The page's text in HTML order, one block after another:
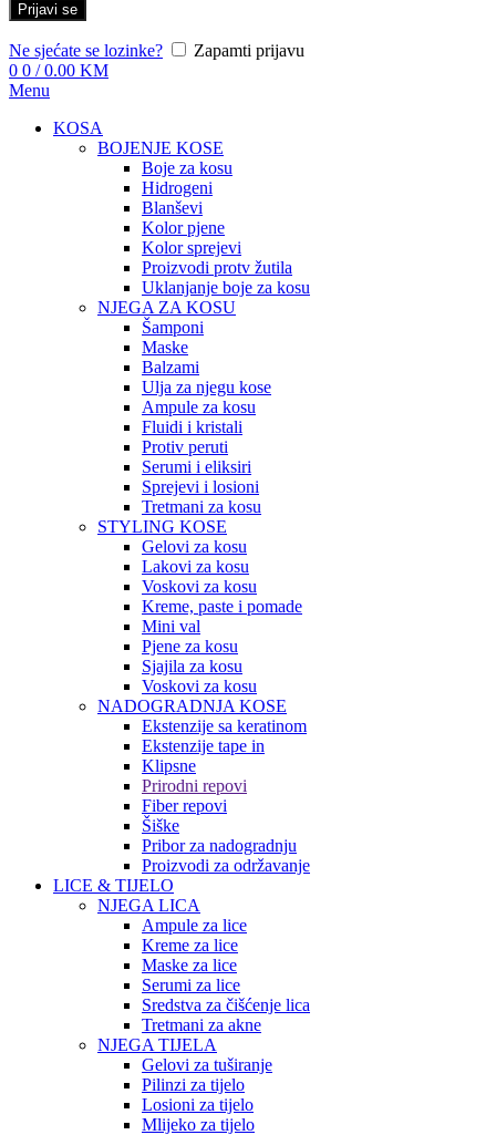
Prijavi se
Ne sjećate se lozinke?
Zapamti prijavu
0 0 / 0.00 KM
Menu
KOSA
BOJENJE KOSE
Boje za kosu
Hidrogeni
Blanševi
Kolor pjene
Kolor sprejevi
Proizvodi protv žutila
Uklanjanje boje za kosu
NJEGA ZA KOSU
Šamponi
Maske
Balzami
Ulja za njegu kose
Ampule za kosu
Fluidi i kristali
Protiv peruti
Serumi i eliksiri
Sprejevi i losioni
Tretmani za kosu
STYLING KOSE
Gelovi za kosu
Lakovi za kosu
Voskovi za kosu
Kreme, paste i pomade
Mini val
Pjene za kosu
Sjajila za kosu
Voskovi za kosu
NADOGRADNJA KOSE
Ekstenzije sa keratinom
Ekstenzije tape in
Klipsne
Prirodni repovi
Fiber repovi
Šiške
Pribor za nadogradnju
Proizvodi za održavanje
LICE & TIJELO
NJEGA LICA
Ampule za lice
Kreme za lice
Maske za lice
Serumi za lice
Sredstva za čišćenje lica
Tretmani za akne
NJEGA TIJELA
Gelovi za tuširanje
Pilinzi za tijelo
Losioni za tijelo
Mlijeko za tijelo